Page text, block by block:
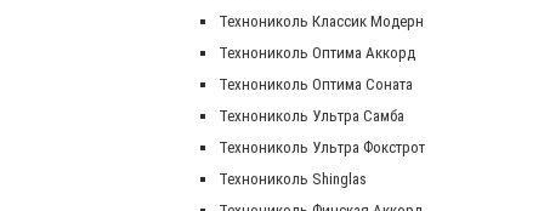
Технониколь Классик Модерн
Технониколь Оптима Аккорд
Технониколь Оптима Соната
Технониколь Ультра Самба
Технониколь Ультра Фокстрот
Технониколь Shinglas